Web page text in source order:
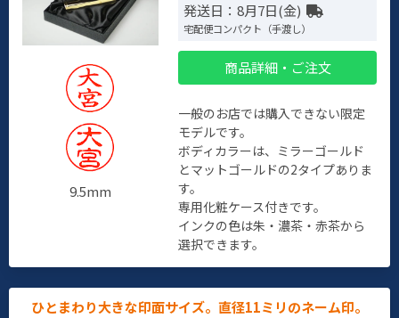
9.5mm
発送日：8月7日(金)
宅配便コンパクト（手渡し）
商品詳細・ご注文
一般のお店では購入できない限定
モデルです。
ボディカラーは、ミラーゴールド
とマットゴールドの2タイプありま
す。
専用化粧ケース付きです。
インクの色は朱・濃茶・赤茶から
選択できます。
ひとまわり大きな印面サイズ。直径11ミリのネーム印。